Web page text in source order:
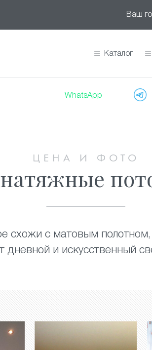
Ваш
Каталог
WhatsApp
ЦЕНА И ФОТО
схожи с матовым
и искусственный